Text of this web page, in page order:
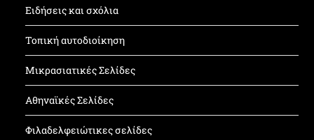
Ειδήσεις και σχόλια
Τοπική αυτοδιοίκηση
Μικρασιατικές Σελίδες
Αθηναϊκές Σελίδες
Φιλαδελφειώτικες σελίδες